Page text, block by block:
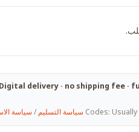
Digital delivery · no shipping fee
Codes: سياسة التسليم/سياسة